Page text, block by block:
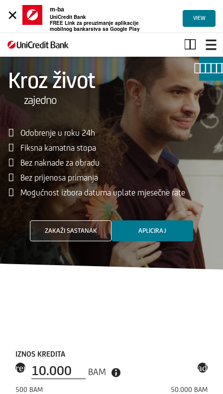
×
m-ba
UniCredit Bank
FREE Link za preuzimanje aplikacije
mobilnog bankarstva sa Google Play
VIEW
Gotovinski
krediti
Kroz život
zajedno
Odobrenje u roku 24h
Fiksna kamatna stopa
Bez naknade za obradu
Bez prijenosa primanja
Mogućnost izbora datuma uplate mjesečne rate
ZAKAŽI SASTANAK APLICIRAJ
IZNOS KREDITA
remove BAM add
500 BAM 50.000 BAM